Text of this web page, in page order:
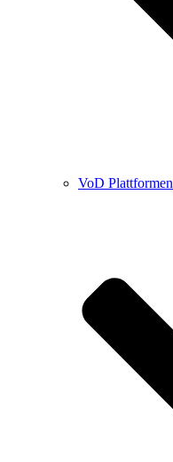
VoD Plattformen